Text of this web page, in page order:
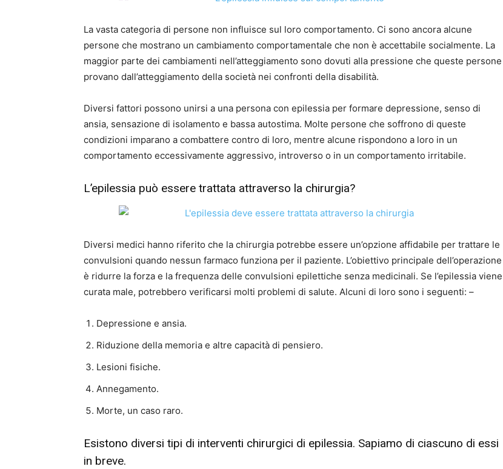
La vasta categoria di persone non influisce sul loro comportamento. Ci sono ancora alcune
persone che mostrano un cambiamento comportamentale che non è accettabile socialmente. La
maggior parte dei cambiamenti nell’atteggiamento sono dovuti alla pressione che queste persone
provano dall’atteggiamento della società nei confronti della disabilità.
Diversi fattori possono unirsi a una persona con epilessia per formare depressione, senso di
ansia, sensazione di isolamento e bassa autostima. Molte persone che soffrono di queste
condizioni imparano a combattere contro di loro, mentre alcune rispondono a loro in un
comportamento eccessivamente aggressivo, introverso o in un comportamento irritabile.
L’epilessia può essere trattata attraverso la chirurgia?
Diversi medici hanno riferito che la chirurgia potrebbe essere un’opzione affidabile per trattare le
convulsioni quando nessun farmaco funziona per il paziente. L’obiettivo principale dell’operazione
è ridurre la forza e la frequenza delle convulsioni epilettiche senza medicinali. Se l’epilessia viene
curata male, potrebbero verificarsi molti problemi di salute. Alcuni di loro sono i seguenti: –
Depressione e ansia.
Riduzione della memoria e altre capacità di pensiero.
Lesioni fisiche.
Annegamento.
Morte, un caso raro.
Esistono diversi tipi di interventi chirurgici di epilessia. Sapiamo di ciascuno di essi
in breve.